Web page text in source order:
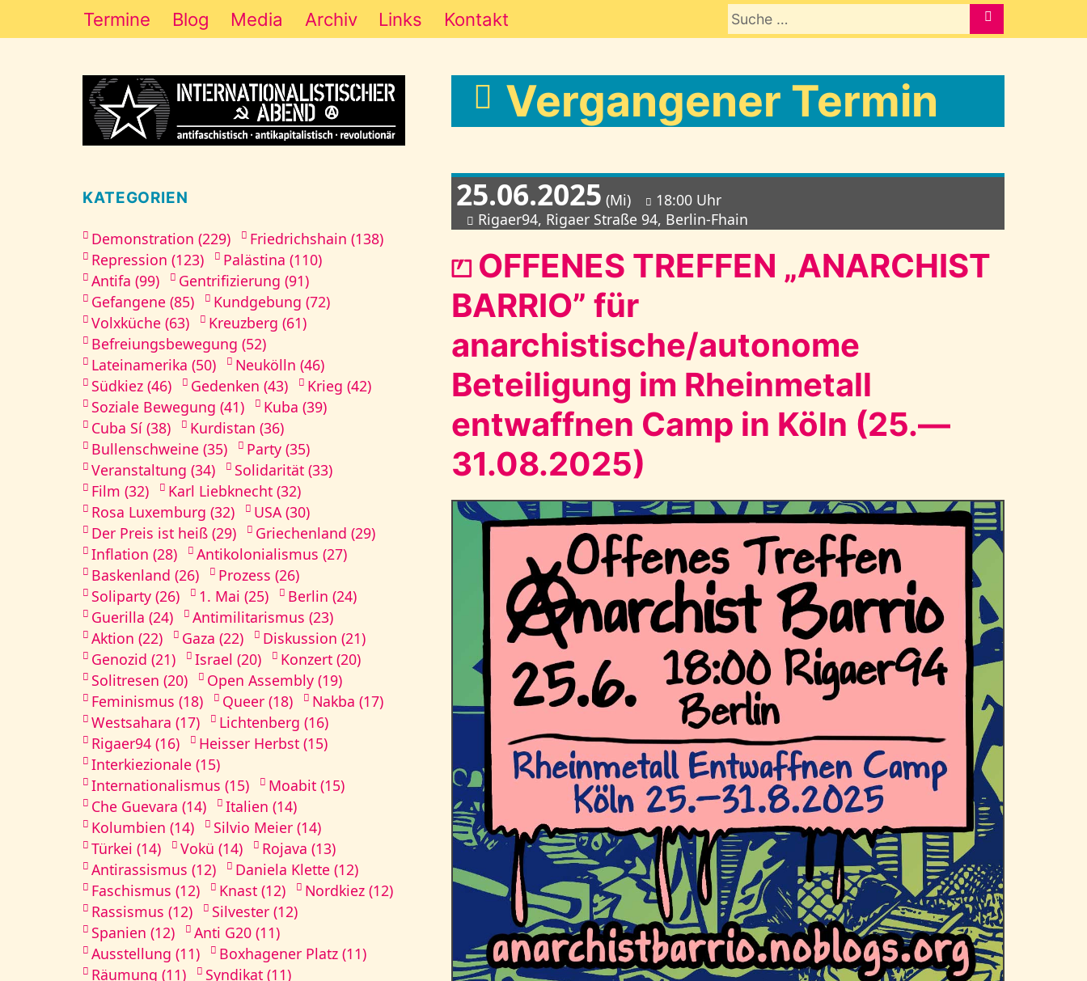
Termine Blog Media Archiv Links Kontakt
Vergangener Termin
25.06.2025 (Mi)
18:00 Uhr
Rigaer94, Rigaer Straße 94, Berlin-Fhain
⏍ OFFENES TREFFEN „ANARCHIST
BARRIO” für
anarchistische/autonome
Beteiligung im Rheinmetall
entwaffnen Camp in Köln (25.—
31.08.2025)
KATEGORIEN
Demonstration (229)
Friedrichshain (138)
Repression (123)
Palästina (110)
Antifa (99)
Gentrifizierung (91)
Gefangene (85)
Kundgebung (72)
Volxküche (63)
Kreuzberg (61)
Befreiungsbewegung (52)
Lateinamerika (50)
Neukölln (46)
Südkiez (46)
Gedenken (43)
Krieg (42)
Soziale Bewegung (41)
Kuba (39)
Cuba Sí (38)
Kurdistan (36)
Bullenschweine (35)
Party (35)
Veranstaltung (34)
Solidarität (33)
Film (32)
Karl Liebknecht (32)
Rosa Luxemburg (32)
USA (30)
Der Preis ist heiß (29)
Griechenland (29)
Inflation (28)
Antikolonialismus (27)
Baskenland (26)
Prozess (26)
Soliparty (26)
1. Mai (25)
Berlin (24)
Guerilla (24)
Antimilitarismus (23)
Aktion (22)
Gaza (22)
Diskussion (21)
Genozid (21)
Israel (20)
Konzert (20)
Solitresen (20)
Open Assembly (19)
Feminismus (18)
Queer (18)
Nakba (17)
Westsahara (17)
Lichtenberg (16)
Rigaer94 (16)
Heisser Herbst (15)
Interkiezionale (15)
Internationalismus (15)
Moabit (15)
Che Guevara (14)
Italien (14)
Kolumbien (14)
Silvio Meier (14)
Türkei (14)
Vokü (14)
Rojava (13)
Antirassismus (12)
Daniela Klette (12)
Faschismus (12)
Knast (12)
Nordkiez (12)
Rassismus (12)
Silvester (12)
Spanien (12)
Anti G20 (11)
Ausstellung (11)
Boxhagener Platz (11)
Räumung (11)
Syndikat (11)